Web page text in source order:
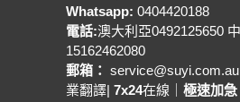
Whatsapp: 0404420188
電話:澳大利亞0492125650
15162462080
郵箱： service@suyi.com.au
業翻譯| 7x24在線｜ 極速加急